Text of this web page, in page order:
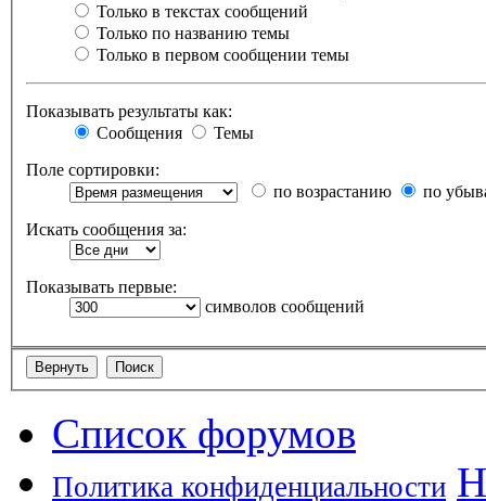
Только в текстах сообщений
Только по названию темы
Только в первом сообщении темы
Показывать результаты как:
Сообщения
Темы
Поле сортировки:
по возрастанию
по
Искать сообщения за:
Показывать первые:
символов сообщений
Список форумов
Политика конфиденциальности